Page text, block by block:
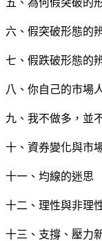
六、假突破形態的
七、假跌破形態的
八、你自己的市場
九、我不做多，並
十、資券變化與市
十一、均線的迷思
十二、理性與非理
十三、支撐、壓力